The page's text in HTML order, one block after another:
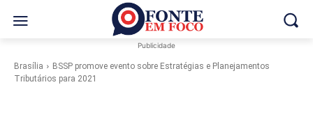
Publicidade
Brasília
BSSP promove evento sobre Estratégias e Planejamentos
Tributários para 2021